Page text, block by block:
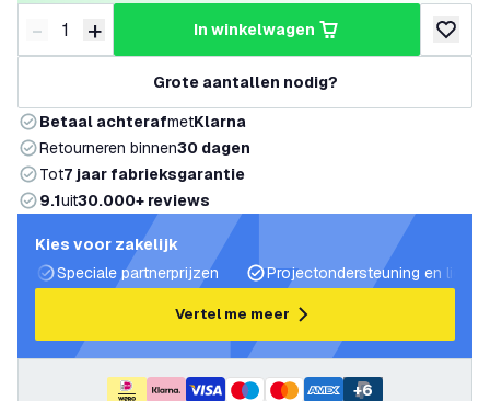
Verminder hoeveelheid
- Verhoog hoeveelheid
+ in winkelwagen
Grote aantallen nodig?
Betaal achterafmetKlarna
Retourneren binnen30 dagen
Tot7 jaar fabrieksgarantie
9.1uit30.000+ reviews
Kies voor zakelijk
Speciale partnerprijzen
Projectondersteuning en
Vertel me meer
+6